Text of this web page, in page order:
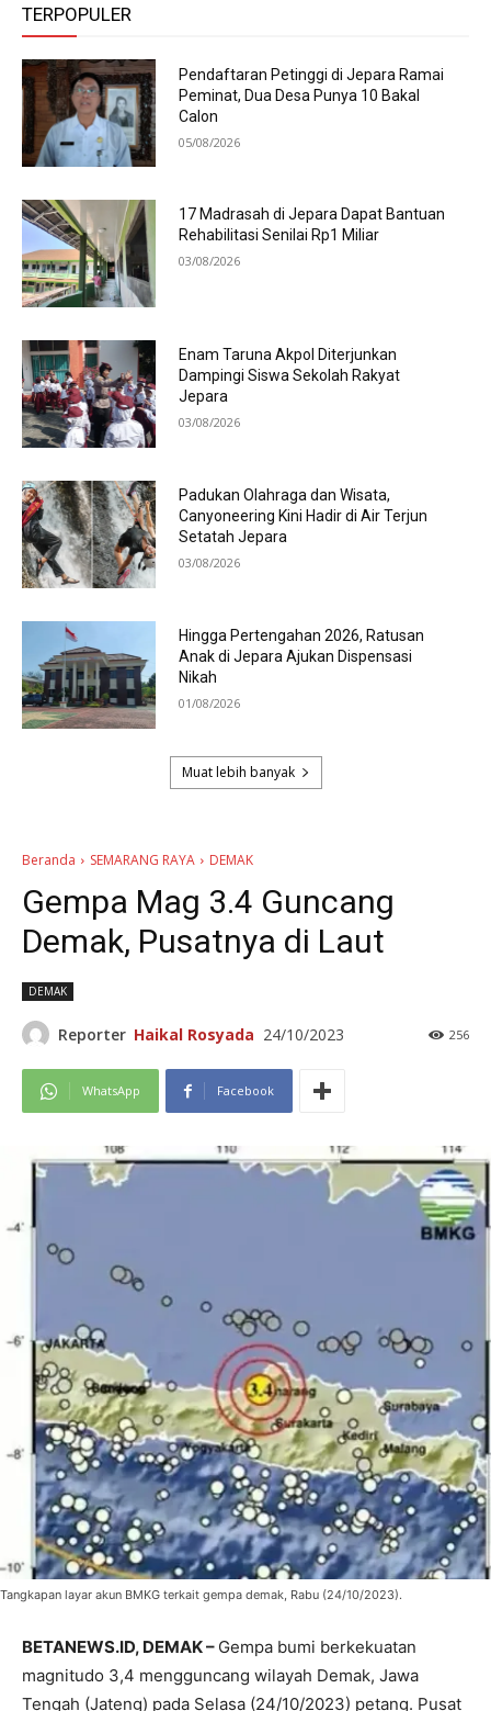
TERPOPULER
Pendaftaran Petinggi di Jepara Ramai
Peminat, Dua Desa Punya 10 Bakal
Calon
05/08/2026
17 Madrasah di Jepara Dapat Bantuan
Rehabilitasi Senilai Rp1 Miliar
03/08/2026
Enam Taruna Akpol Diterjunkan
Dampingi Siswa Sekolah Rakyat
Jepara
03/08/2026
Padukan Olahraga dan Wisata,
Canyoneering Kini Hadir di Air Terjun
Setatah Jepara
03/08/2026
Hingga Pertengahan 2026, Ratusan
Anak di Jepara Ajukan Dispensasi
Nikah
01/08/2026
Muat lebih banyak